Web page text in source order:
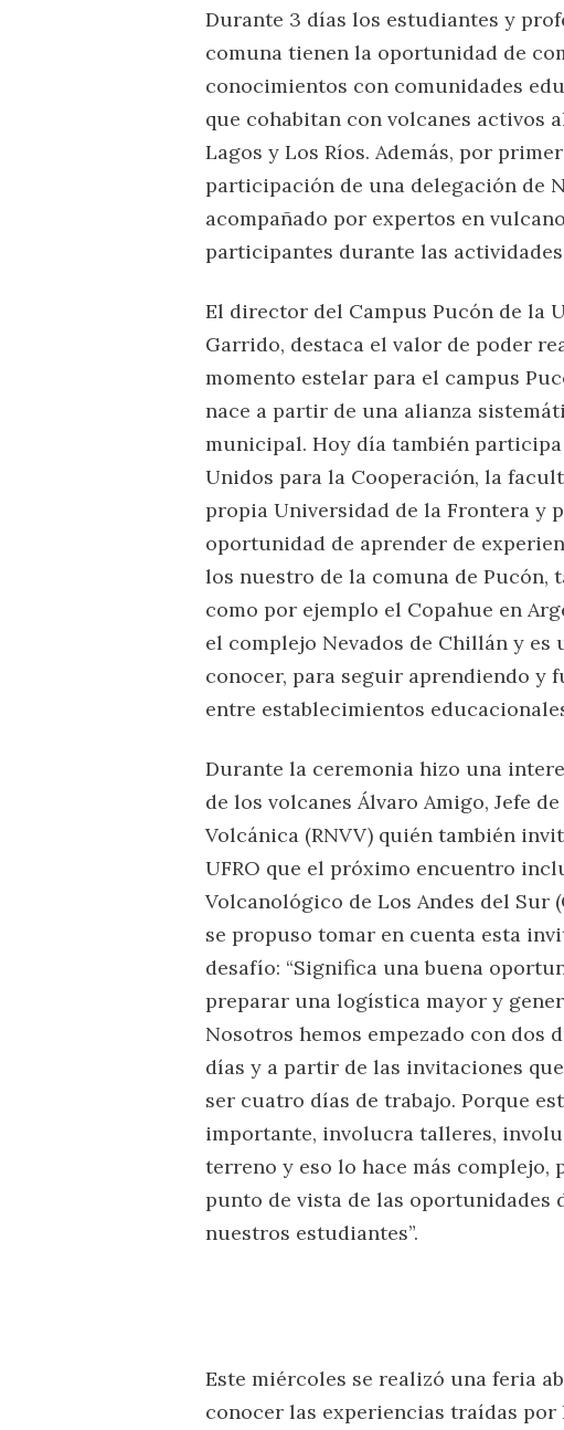
Durante 3 días los estudiantes y
comuna tienen la oportunidad de
conocimientos con comunidades
que cohabitan con volcanes activos
Lagos y Los Ríos. Además, por
participación de una delegación de
acompañado por expertos en
participantes durante las
El director del Campus Pucón de la
Garrido, destaca el valor de poder
momento estelar para el campus
nace a partir de una alianza
municipal. Hoy día también
Unidos para la Cooperación, la
propia Universidad de la Frontera y
oportunidad de aprender de
los nuestro de la comuna de Pucón,
como por ejemplo el Copahue en
el complejo Nevados de Chillán y es
conocer, para seguir aprendiendo y
entre establecimientos
Durante la ceremonia hizo una
de los volcanes Álvaro Amigo, Jefe
Volcánica (RNVV) quién también
UFRO que el próximo encuentro
Volcanológico de Los Andes del Sur
se propuso tomar en cuenta esta
desafío: “Significa una buena
preparar una logística mayor y
Nosotros hemos empezado con dos
días y a partir de las invitaciones
ser cuatro días de trabajo. Porque
importante, involucra talleres,
terreno y eso lo hace más complejo,
punto de vista de las oportunidades
nuestros estudiantes”.
Este miércoles se realizó una feria
conocer las experiencias traídas